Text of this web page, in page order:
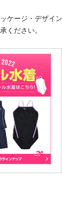
ケージ・デザイ
ください。